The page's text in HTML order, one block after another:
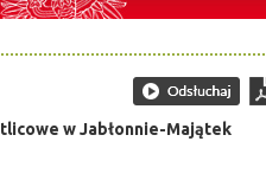
w Jabłonnie-Majątek